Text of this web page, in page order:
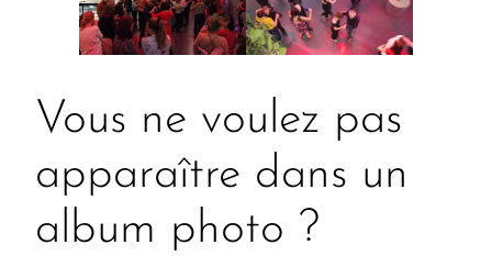
Vous ne voulez pas
apparaître dans un
album photo ?